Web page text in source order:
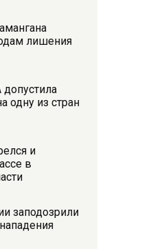
лишения
одну из стран
и
в
заподозрили